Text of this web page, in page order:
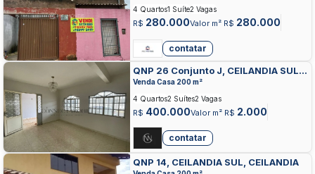
R$ 280.000Valor m² R$ 280.000
4 Quartos1 Suíte2 Vagas
contatar
QNP 26 Conjunto J, CEILANDIA SUL,
CEILANDIA
Venda Casa 200 m²
R$ 400.000Valor m² R$ 2.000
4 Quartos2 Suítes2 Vagas
contatar
QNP 14, CEILANDIA SUL, CEILANDIA